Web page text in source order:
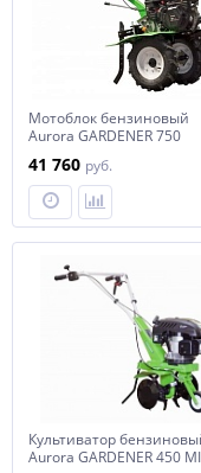
Мотоблок бензиновый
Aurora GARDENER 750
41 760 руб.
Культиватор
Aurora GARDENER 450